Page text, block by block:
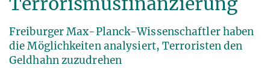
Freiburger Max-Planck-Wissenschaftler haben
die Möglichkeiten analysiert, Terroristen den
Geldhahn zuzudrehen